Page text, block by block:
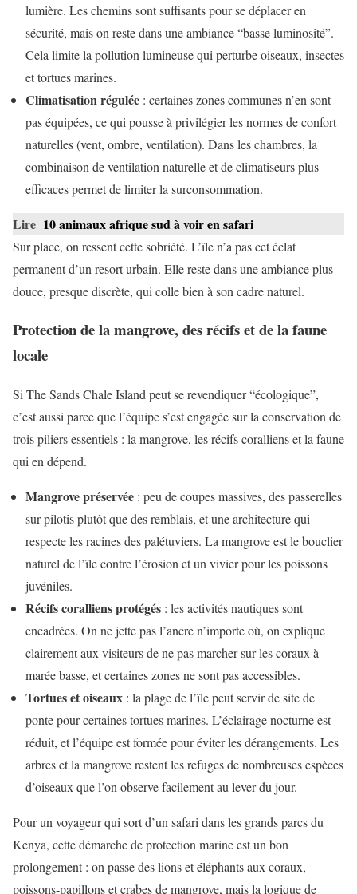
lumière. Les chemins sont suffisants pour se déplacer en
sécurité, mais on reste dans une ambiance “basse luminosité”.
Cela limite la pollution lumineuse qui perturbe oiseaux, insectes
et tortues marines.
Climatisation régulée : certaines zones communes n’en sont
pas équipées, ce qui pousse à privilégier les normes de confort
naturelles (vent, ombre, ventilation). Dans les chambres, la
combinaison de ventilation naturelle et de climatiseurs plus
efficaces permet de limiter la surconsommation.
Lire 10 animaux afrique sud à voir en safari
Sur place, on ressent cette sobriété. L’île n’a pas cet éclat
permanent d’un resort urbain. Elle reste dans une ambiance plus
douce, presque discrète, qui colle bien à son cadre naturel.
Protection de la mangrove, des récifs et de la faune
locale
Si The Sands Chale Island peut se revendiquer “écologique”,
c’est aussi parce que l’équipe s’est engagée sur la conservation de
trois piliers essentiels : la mangrove, les récifs coralliens et la faune
qui en dépend.
Mangrove préservée : peu de coupes massives, des passerelles
sur pilotis plutôt que des remblais, et une architecture qui
respecte les racines des palétuviers. La mangrove est le bouclier
naturel de l’île contre l’érosion et un vivier pour les poissons
juvéniles.
Récifs coralliens protégés : les activités nautiques sont
encadrées. On ne jette pas l’ancre n’importe où, on explique
clairement aux visiteurs de ne pas marcher sur les coraux à
marée basse, et certaines zones ne sont pas accessibles.
Tortues et oiseaux : la plage de l’île peut servir de site de
ponte pour certaines tortues marines. L’éclairage nocturne est
réduit, et l’équipe est formée pour éviter les dérangements. Les
arbres et la mangrove restent les refuges de nombreuses espèces
d’oiseaux que l’on observe facilement au lever du jour.
Pour un voyageur qui sort d’un safari dans les grands parcs du
Kenya, cette démarche de protection marine est un bon
prolongement : on passe des lions et éléphants aux coraux,
poissons-papillons et crabes de mangrove, mais la logique de